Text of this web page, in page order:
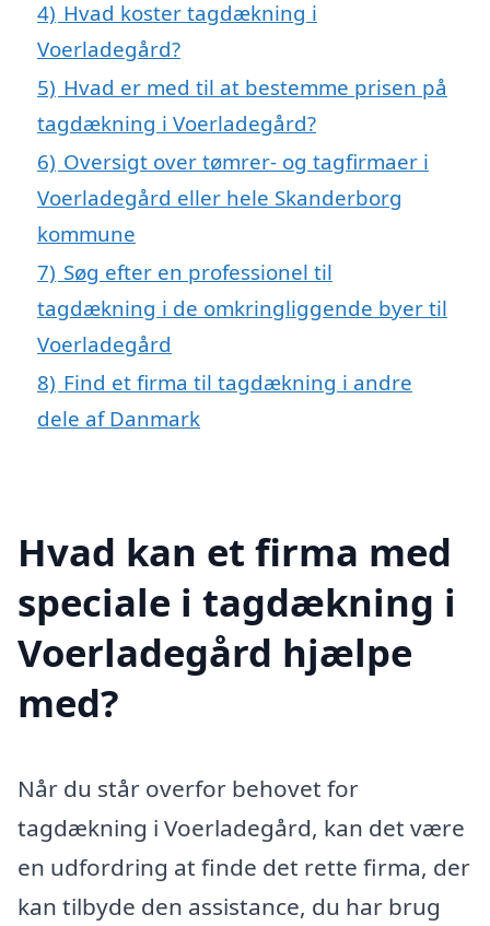
4) Hvad koster tagdækning i
Voerladegård?
5) Hvad er med til at bestemme prisen på
tagdækning i Voerladegård?
6) Oversigt over tømrer- og tagfirmaer i
Voerladegård eller hele Skanderborg
kommune
7) Søg efter en professionel til
tagdækning i de omkringliggende byer til
Voerladegård
8) Find et firma til tagdækning i andre
dele af Danmark
Hvad kan et firma med
speciale i tagdækning i
Voerladegård hjælpe
med?
Når du står overfor behovet for
tagdækning i Voerladegård, kan det være
en udfordring at finde det rette firma, der
kan tilbyde den assistance, du har brug